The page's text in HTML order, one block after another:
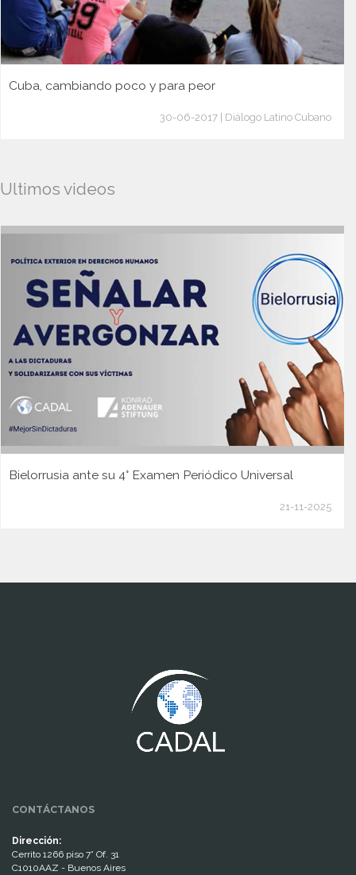
Cuba, cambiando poco y para peor
30-06-2017 | Diálogo Latino Cubano
Ultimos videos
Bielorrusia ante su 4° Examen Periódico Universal
21-11-2025
CONTÁCTANOS
Dirección:
Cerrito 1266 piso 7° Of. 31
C1010AAZ - Buenos Aires